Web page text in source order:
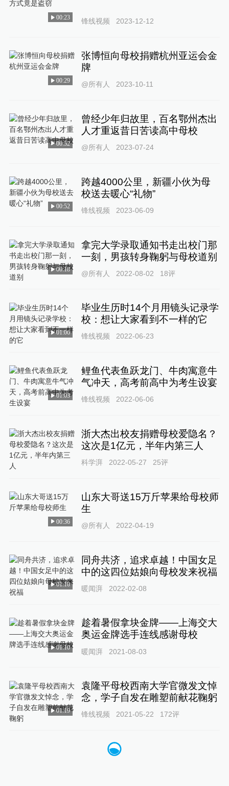
00:23 锋线视频 2023-12-12
00:29
张博恒向母校捐赠杭州亚运会金
牌
@所有人 2023-10-11
00:52
曾经少年归故里，百名鄂州杰出
人才重返昔日苦读高中母校
@所有人 2023-07-24
00:52
跨越4000公里，新疆小伙为母
校送去暖心“礼物”
锋线视频 2023-06-09
00:18
拿完大学录取通知书走出校门那
一刻，男孩转身鞠躬与母校道别
@所有人 2022-08-02 18评
01:06
毕业生历时14个月用镜头记录学
校：想让大家看到不一样的它
锋线视频 2022-06-23
01:03
鲤鱼代表鱼跃龙门、牛肉寓意牛
气冲天，高考前高中为考生设宴
锋线视频 2022-06-06
浙大杰出校友捐赠母校爱隐名？
这次是1亿元，半年内第三人
科学湃 2022-05-27 25评
00:36
山东大哥送15万斤苹果给母校师
生
@所有人 2022-04-19
01:10
同舟共济，追求卓越！中国女足
中的这四位姑娘向母校发来祝福
暖闻湃 2022-02-08
01:10
趁着暑假拿块金牌——上海交大
奥运金牌选手连线感谢母校
暖闻湃 2021-08-03
01:19
袁隆平母校西南大学官微发文悼
念，学子自发在雕塑前献花鞠躬
锋线视频 2021-05-22 172评